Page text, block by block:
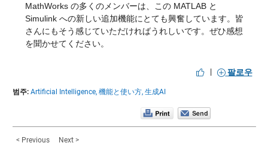
MathWorks の多くのメンバーは、この MATLAB と
Simulink への新しい追加機能にとても興奮しています。皆
さんにもそう感じていただければうれしいです。ぜひ感想
を聞かせてください。
| 팔로우
범주: Artificial Intelligence, 機能と使い方, 生成AI
< Previous Next >